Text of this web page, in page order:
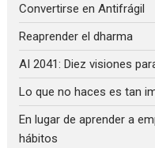
Convertirse en Antifrágil
Reaprender el dharma
AI 2041: Diez visiones
Lo que no haces es tan
En lugar de aprender a
hábitos